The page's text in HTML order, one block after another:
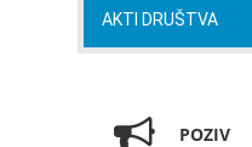
AKTI DRUŠTVA
POZIV